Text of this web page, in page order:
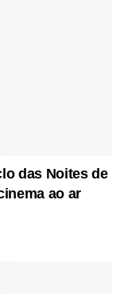
das Noites de
ao ar